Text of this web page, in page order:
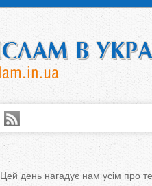
Цей день нагадує нам усім про